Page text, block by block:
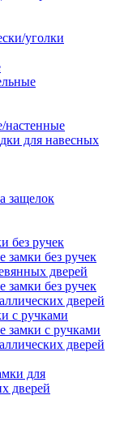
уголки
для навесных
защелок
без ручек
замки без ручек
дверей
замки без ручек
дверей
с ручками
замки с ручками
дверей
для
дверей